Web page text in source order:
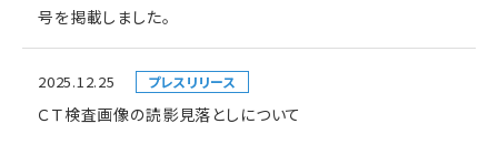
号を掲載しました。
2025.12.25 プレスリリース
ＣＴ検査画像の読影見落としについて